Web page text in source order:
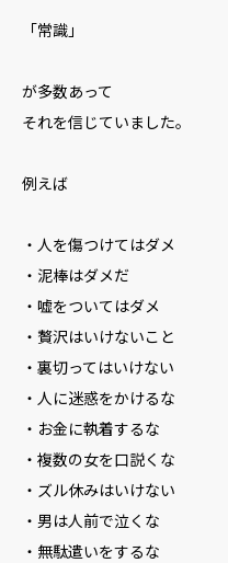
「常識」
が多数あって
それを信じていました。
例えば
・人を傷つけてはダメ
・泥棒はダメだ
・嘘をついてはダメ
・贅沢はいけないこと
・裏切ってはいけない
・人に迷惑をかけるな
・お金に執着するな
・複数の女を口説くな
・ズル休みはいけない
・男は人前で泣くな
・無駄遣いをするな